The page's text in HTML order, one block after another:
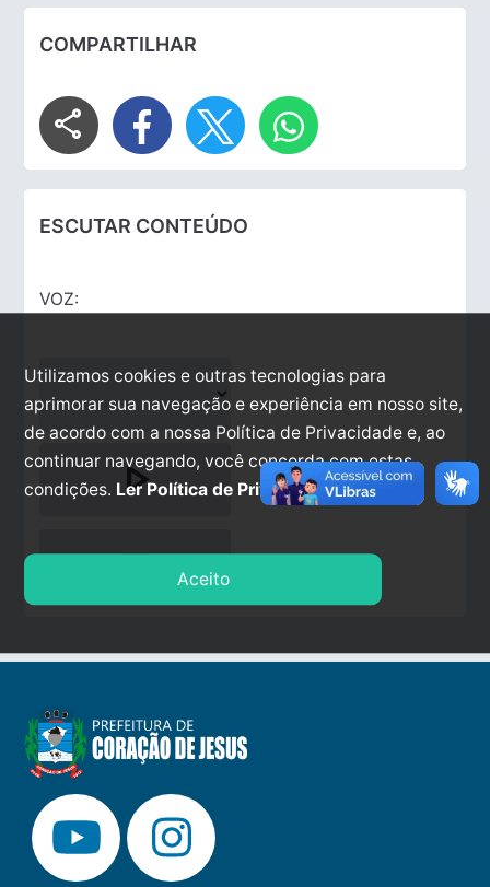
COMPARTILHAR
share
ESCUTAR CONTEÚDO
VOZ:
play_arrow
stop
Utilizamos cookies e outras tecnologias para
aprimorar sua navegação e experiência em nosso site,
de acordo com a nossa Política de Privacidade e, ao
continuar navegando, você concorda com estas
condições. Ler Política de Privacidade.
Aceito